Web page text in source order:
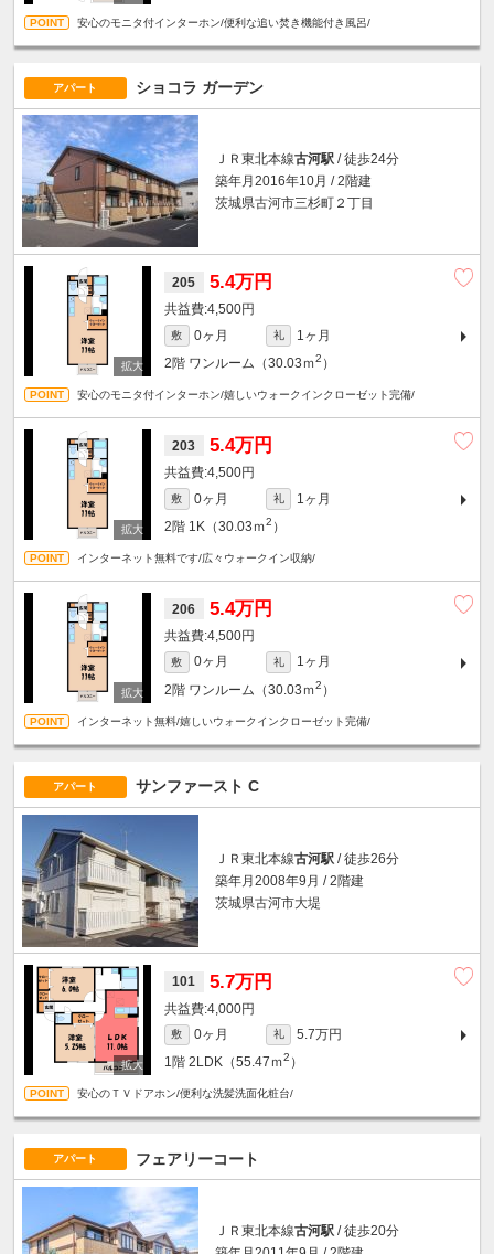
安心のモニタ付インターホン/便利な追い焚き機能付き風呂/
アパート ショコラ ガーデン
ＪＲ東北本線古河駅 / 徒歩24分
築年月2016年10月 / 2階建
茨城県古河市三杉町２丁目
205 5.4万円
4,500円
敷 0ヶ月 礼
1ヶ月
2階 ワンルーム（30.03ｍ2 ）
安心のモニタ付インターホン/嬉しいウォークインクローゼット完備/
203 5.4万円
4,500円
敷 0ヶ月 礼
1ヶ月
2階 1K（30.03ｍ2 ）
インターネット無料です/広々ウォークイン収納/
206 5.4万円
4,500円
敷 0ヶ月 礼
1ヶ月
2階 ワンルーム（30.03ｍ2 ）
インターネット無料/嬉しいウォークインクローゼット完備/
アパート サンファースト C
ＪＲ東北本線古河駅 / 徒歩26分
築年月2008年9月 / 2階建
茨城県古河市大堤
101 5.7万円
4,000円
敷 0ヶ月 礼
5.7万円
1階 2LDK（55.47ｍ2 ）
安心のＴＶドアホン/便利な洗髪洗面化粧台/
アパート フェアリーコート
ＪＲ東北本線古河駅 / 徒歩20分